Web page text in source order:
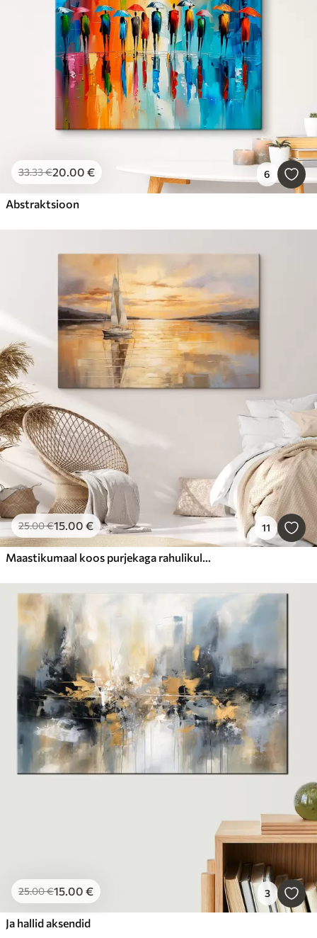
33.33€20.00 € 6
Abstraktsioon
25.00€15.00 € 11
Maastikumaal koos purjekaga rahulikul merel, oranžikas ja kollane taevas, kauged mäed
25.00€15.00 € 3
Ja hallid aksendid